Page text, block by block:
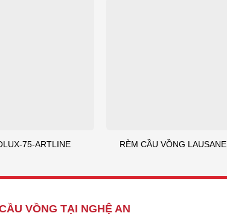
75-ARTLINE RÈM CẦU VỒNG LAUSANE
VỒNG TẠI NGHỆ AN